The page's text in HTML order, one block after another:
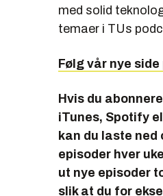
med solid
temaer i TUs
Følg vår nye
Hvis du
iTunes, Spotify
kan du laste ned
episoder hver
ut nye episoder
slik at du for